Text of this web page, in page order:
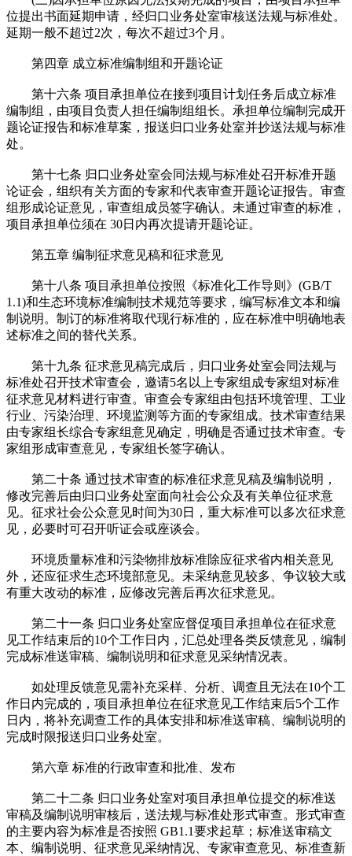
位提出书面延期申请，经归口业务处室审核送法规与标准处。
延期一般不超过2次，每次不超过3个月。
第四章 成立标准编制组和开题论证
第十六条 项目承担单位在接到项目计划任务后成立标准
编制组，由项目负责人担任编制组组长。承担单位编制完成开
题论证报告和标准草案，报送归口业务处室并抄送法规与标准
处。
第十七条 归口业务处室会同法规与标准处召开标准开题
论证会，组织有关方面的专家和代表审查开题论证报告。审查
组形成论证意见，审查组成员签字确认。未通过审查的标准，
项目承担单位须在 30日内再次提请开题论证。
第五章 编制征求意见稿和征求意见
第十八条 项目承担单位按照《标准化工作导则》(GB/T
1.1)和生态环境标准编制技术规范等要求，编写标准文本和编
制说明。制订的标准将取代现行标准的，应在标准中明确地表
述标准之间的替代关系。
第十九条 征求意见稿完成后，归口业务处室会同法规与
标准处召开技术审查会，邀请5名以上专家组成专家组对标准
征求意见材料进行审查。审查会专家组由包括环境管理、工业
行业、污染治理、环境监测等方面的专家组成。技术审查结果
由专家组长综合专家组意见确定，明确是否通过技术审查。专
家组形成审查意见，专家组长签字确认。
第二十条 通过技术审查的标准征求意见稿及编制说明，
修改完善后由归口业务处室面向社会公众及有关单位征求意
见。征求社会公众意见时间为30日，重大标准可以多次征求意
见，必要时可召开听证会或座谈会。
环境质量标准和污染物排放标准除应征求省内相关意见
外，还应征求生态环境部意见。未采纳意见较多、争议较大或
有重大改动的标准，应修改完善后再次征求意见。
第二十一条 归口业务处室应督促项目承担单位在征求意
见工作结束后的10个工作日内，汇总处理各类反馈意见，编制
完成标准送审稿、编制说明和征求意见采纳情况表。
如处理反馈意见需补充采样、分析、调查且无法在10个工
作日内完成的，项目承担单位在征求意见工作结束后5个工作
日内，将补充调查工作的具体安排和标准送审稿、编制说明的
完成时限报送归口业务处室。
第六章 标准的行政审查和批准、发布
第二十二条 归口业务处室对项目承担单位提交的标准送
审稿及编制说明审核后，送法规与标准处形式审查。形式审查
的主要内容为标准是否按照 GB1.1要求起草；标准送审稿文
本、编制说明、征求意见采纳情况、专家审查意见、标准查新